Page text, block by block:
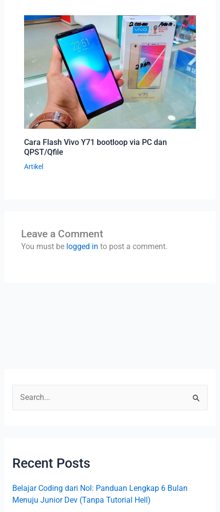
Cara Flash Vivo Y71 bootloop via PC dan
QPST/Qfile
Artikel
Leave a Comment
You must be logged in to post a comment.
c
f
Recent Posts
Belajar Coding dari Nol: Panduan Lengkap 6 Bulan
Menuju Junior Dev (Tanpa Tutorial Hell)